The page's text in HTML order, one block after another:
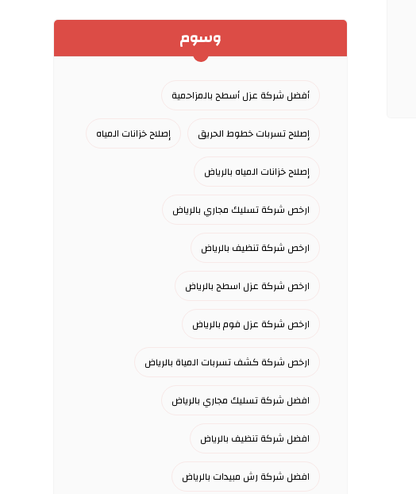
وسوم
أفضل شركة عزل أسطح بالمزاحمية
إصلاح تسربات خطوط الحريق إصلاح خزانات المياه
إصلاح خزانات المياه بالرياض
ارخص شركة تسليك مجاري بالرياض
ارخص شركة تنظيف بالرياض
ارخص شركة عزل اسطح بالرياض
ارخص شركة عزل فوم بالرياض
ارخص شركة كشف تسربات المياة بالرياض
افضل شركة تسليك مجاري بالرياض
افضل شركة تنظيف بالرياض
افضل شركة رش مبيدات بالرياض